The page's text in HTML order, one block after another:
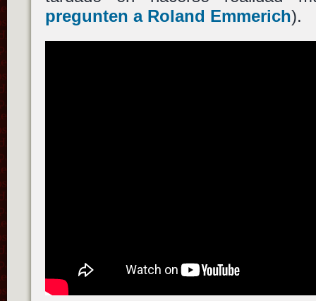
pregunten a Roland Emmerich).